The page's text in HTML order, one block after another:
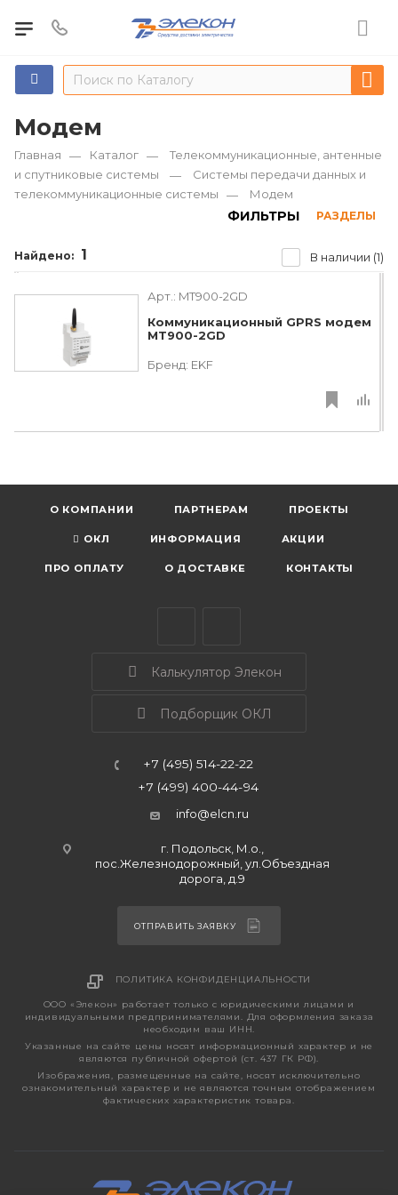
Модем
Главная — Каталог —
Телекоммуникационные, антенные
и спутниковые системы
—
Системы передачи данных и
телекоммуникационные системы
— Модем
ФИЛЬТРЫ РАЗДЕЛЫ
Найдено: 1 В наличии (1)
Арт.: MT900-2GD
Коммуникационный GPRS модем
MT900-2GD
Бренд: EKF
О КОМПАНИИ ПАРТНЕРАМ ПРОЕКТЫ
ОКЛ ИНФОРМАЦИЯ АКЦИИ
ПРО ОПЛАТУ О ДОСТАВКЕ КОНТАКТЫ
Калькулятор Элекон
Подборщик ОКЛ
+7 (495) 514-22-22
+7 (499) 400-44-94
info@elcn.ru
г. Подольск, М.о.,
пос.Железнодорожный, ул.Объездная
дорога, д.9
ОТПРАВИТЬ ЗАЯВКУ
ПОЛИТИКА КОНФИДЕНЦИАЛЬНОСТИ
ООО «Элекон» работает только с юридическими лицами и
индивидуальными предпринимателями. Для оформления заказа
необходим ваш ИНН.
Указанные на сайте цены носят информационный характер и не
являются публичной офертой (ст. 437 ГК РФ).
Изображения, размещенные на сайте, носят исключительно
ознакомительный характер и не являются точным отображением
фактических характеристик товара.